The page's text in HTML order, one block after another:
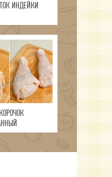
ИНДЕЙКИ